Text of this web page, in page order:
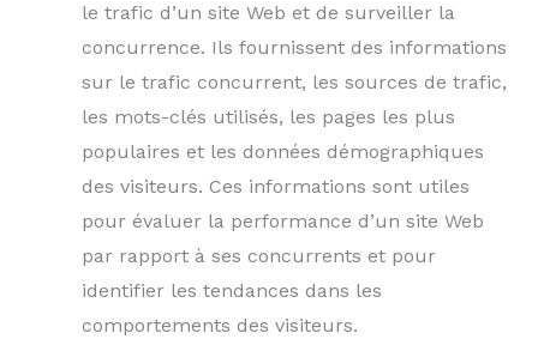
le trafic d’un site Web et de surveiller la
concurrence. Ils fournissent des informations
sur le trafic concurrent, les sources de trafic,
les mots-clés utilisés, les pages les plus
populaires et les données démographiques
des visiteurs. Ces informations sont utiles
pour évaluer la performance d’un site Web
par rapport à ses concurrents et pour
identifier les tendances dans les
comportements des visiteurs.